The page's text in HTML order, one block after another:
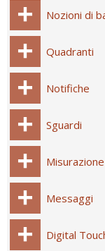
Nozioni di
Quadranti
Notifiche
Sguardi
Messaggi
Digital